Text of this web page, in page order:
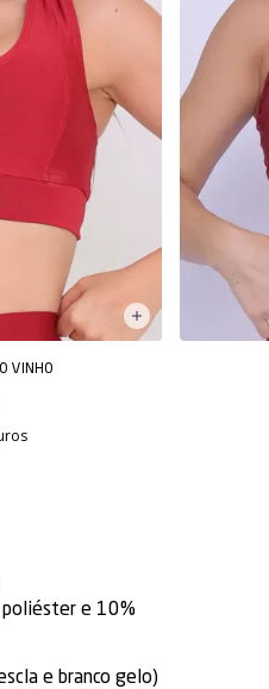
VINHO
poliéster e 10%
e branco gelo)